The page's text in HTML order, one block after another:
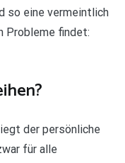
so eine vermeintlich
Probleme findet:
der persönliche
für alle